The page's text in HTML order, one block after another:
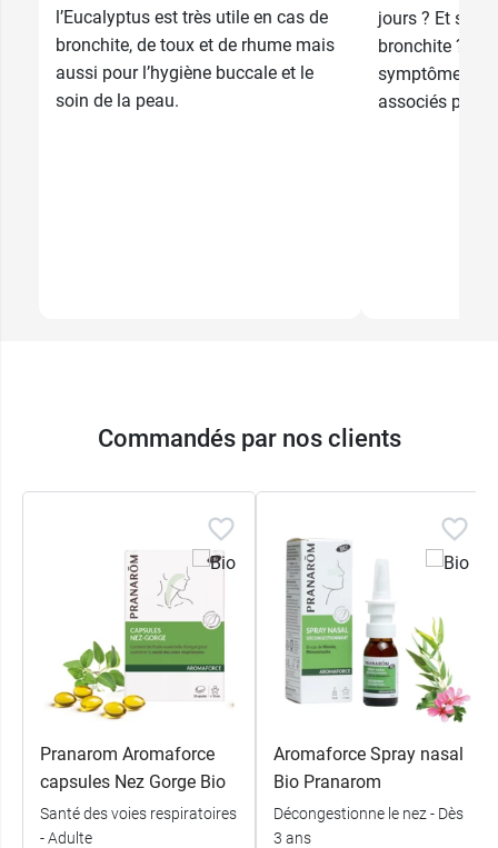
l’Eucalyptus est très utile en cas de
bronchite, de toux et de rhume mais
aussi pour l’hygiène buccale et le
soin de la peau.
jours ? Et si
bronchite ?
symptômes et
associés pour
Commandés par nos clients
Pranarom Aromaforce
capsules Nez Gorge Bio
Santé des voies respiratoires
- Adulte
Aromaforce Spray nasal
Bio Pranarom
Décongestionne le nez - Dès
3 ans